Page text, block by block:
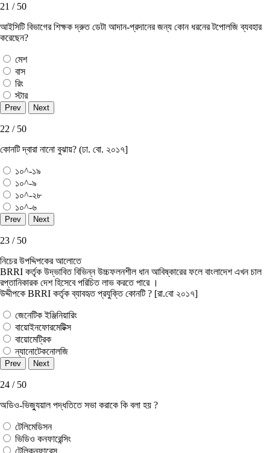
21 / 50
আইসিটি বিভাগের শিক্ষক দ্রুত ডেটা আদান-প্রদানের জন্য কোন ধরনের টপােলজি ব্যবহার
করেছেন?
মেশ
বাস
রিং
স্টার
22 / 50
কোনটি দ্বারা নানাে বুঝায়? (ঢা. বাে. ২০১৭]
১০^-১৯
১০^-৯
১০^-২৮
১০^-৬
23 / 50
নিচের উপদ্দিপকের আলোতে
BRRI কর্তৃক উদ্ভাবিত বিভিন্ন উচ্চফলনশীল ধান আবিষ্কারের ফলে বাংলাদেশ এখন চাল
রপ্তানিকারক দেশ হিসেবে পরিচিত লাভ করতে পারে ।
উদ্দীপকে BRRI কর্তৃক ব্যাবহৃত প্রযুক্তি কোনটি ? [রা.বো ২০১৭]
জেনেটিক ইঞ্জিনিয়ারিং
বায়োইনফোরমেটিক্স
বায়োমেট্রিক
ন্যানোটেকনোলজি
24 / 50
অডিও-ভিজ্যুয়াল পদ্ধতিতে সভা করাকে কি বলা হয় ?
টেলিমেডিসন
ভিডিও কনফারেন্সিং
টেলিকনফারেন্স